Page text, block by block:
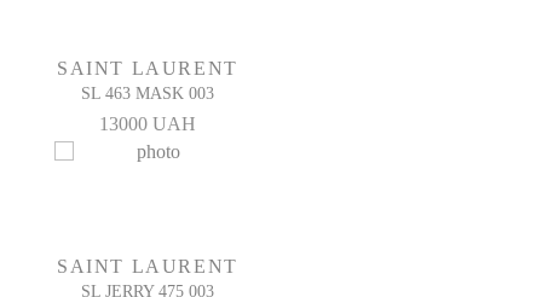
SAINT LAURENT
SL 463 MASK 003
13000 UAH
SAINT LAURENT
SL JERRY 475 003